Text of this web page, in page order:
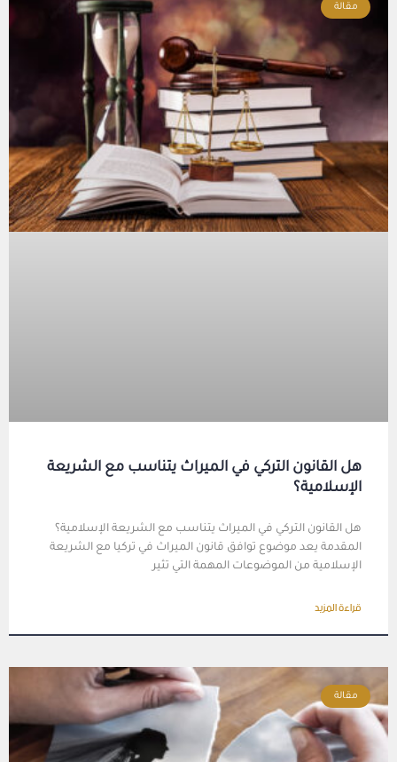
مقالة
هل القانون التركي في الميراث يتناسب مع الشريعة
الإسلامية؟
هل القانون التركي في الميراث يتناسب مع الشريعة الإسلامية؟
المقدمة يعد موضوع توافق قانون الميراث في تركيا مع الشريعة
الإسلامية من الموضوعات المهمة التي تثير
قراءة المزيد
مقالة